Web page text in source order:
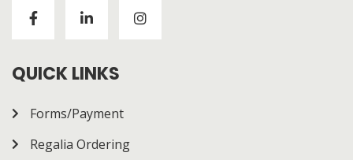
about a game combining risk and progression across
how it works.
QUICK LINKS
Forms/Payment
Regalia Ordering